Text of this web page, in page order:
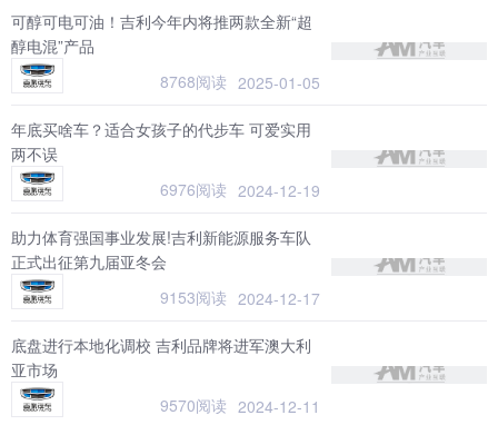
可醇可电可油！吉利今年内将推两款全新“超
醇电混”产品
8768阅读 2025-01-05
年底买啥车？适合女孩子的代步车 可爱实用
两不误
6976阅读 2024-12-19
助力体育强国事业发展!吉利新能源服务车队
正式出征第九届亚冬会
9153阅读 2024-12-17
底盘进行本地化调校 吉利品牌将进军澳大利
亚市场
9570阅读 2024-12-11